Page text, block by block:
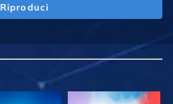
Riproduci